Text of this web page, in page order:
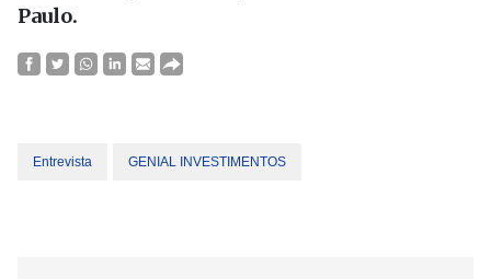
Paulo.
Entrevista GENIAL INVESTIMENTOS